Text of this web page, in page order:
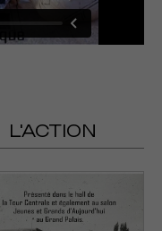
L'ACTION